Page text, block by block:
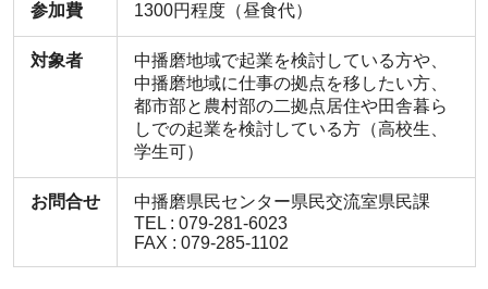
参加費 1300円程度（昼食代）
対象者
中播磨地域で起業を検討している方や、
中播磨地域に仕事の拠点を移したい方、
都市部と農村部の二拠点居住や田舎暮ら
しでの起業を検討している方（高校生、
学生可）
お問合せ
中播磨県民センター県民交流室県民課
TEL : 079-281-6023
FAX : 079-285-1102